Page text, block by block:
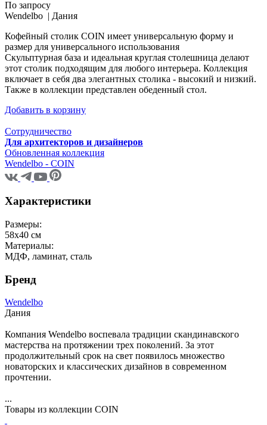
По запросу
Wendelbo | Дания
Кофейный столик COIN имеет универсальную форму и
размер для универсального использования
Скульптурная база и идеальная круглая столешница делают
этот столик подходящим для любого интерьера. Коллекция
включает в себя два элегантных столика - высокий и низкий.
Также в коллекции представлен обеденный стол.
Добавить в корзину
Сотрудничество
Для архитекторов и дизайнеров
Обновленная коллекция
Wendelbo - COIN
Характеристики
Размеры:
58х40 см
Материалы:
МДФ, ламинат, сталь
Бренд
Wendelbo
Дания
Компания Wendelbo воспевала традиции скандинавского
мастерства на протяжении трех поколений. За этот
продолжительный срок на свет появилось множество
новаторских и классических дизайнов в современном
прочтении.
...
Товары из коллекции COIN